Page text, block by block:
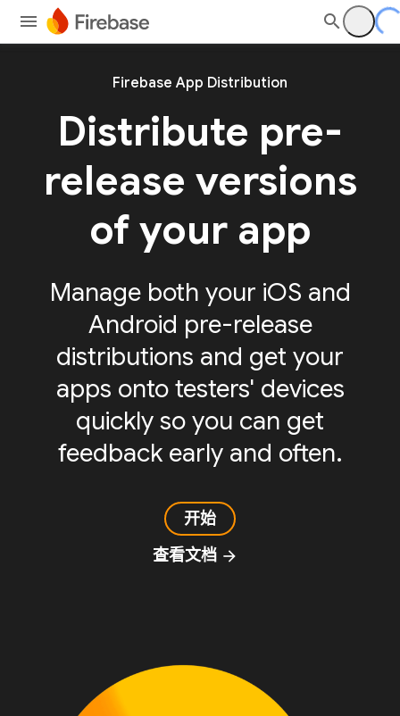
Firebase App Distribution
Distribute pre-
release versions
of your app
Manage both your iOS and
Android pre-release
distributions and get your
apps onto testers' devices
quickly so you can get
feedback early and often.
开始
查看文档 arrow_forward